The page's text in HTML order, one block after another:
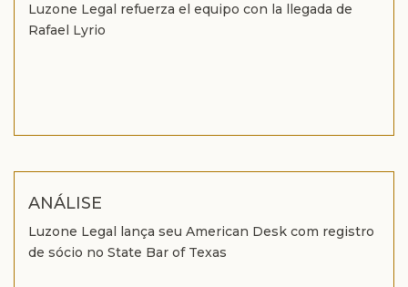
Luzone Legal refuerza el equipo con la llegada de
Rafael Lyrio
ANÁLISE
Luzone Legal lança seu American Desk com registro
de sócio no State Bar of Texas